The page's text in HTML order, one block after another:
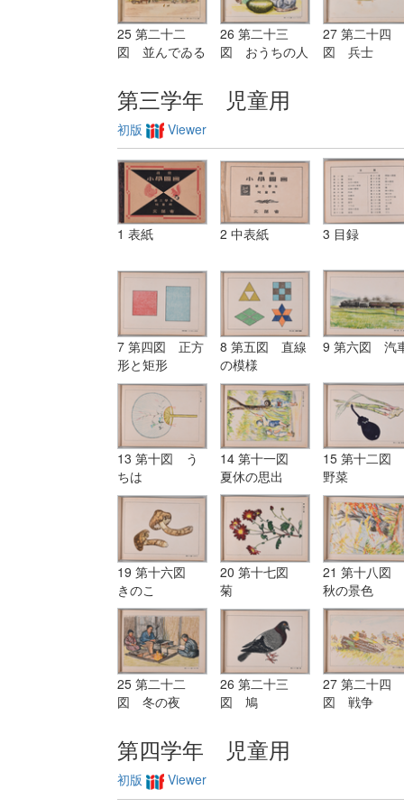
25 第二十二
図 並んでゐる
26 第二十三
図 おうちの人
27 第二十四
図 兵士
第三学年 児童用
初版 Viewer
1 表紙 2 中表紙 3 目録
7 第四図 正方
形と矩形
8 第五図 直線
の模様
9 第六図 汽
13 第十図 う
ちは
14 第十一図
夏休の思出
15 第十二図
野菜
19 第十六図
きのこ
20 第十七図
菊
21 第十八図
秋の景色
25 第二十二
図 冬の夜
26 第二十三
図 鳩
27 第二十四
図 戦争
第四学年 児童用
初版 Viewer